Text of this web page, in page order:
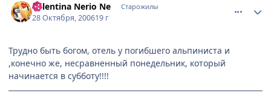
Valentina Nerio Ne Старожилы
28 Октября, 200619 г
Трудно быть богом, отель у погибшего альпиниста и
,конечно же, несравненный понедельник, который
начинается в субботу!!!!